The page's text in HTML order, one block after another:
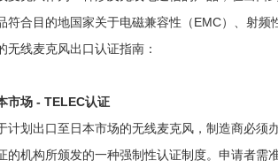
符合目的地国家关于电磁兼容性（EMC）、射
无线麦克风出口认证指南：
市场 - TELEC认证
计划出口至日本市场的无线麦克风，制造商必须
的机构所颁发的一种强制性认证制度。申请者需